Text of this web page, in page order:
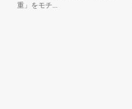
重」をモチ...